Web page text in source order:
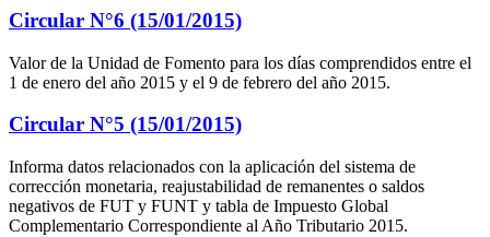
Circular N°6 (15/01/2015)
Valor de la Unidad de Fomento para los días comprendidos entre el
1 de enero del año 2015 y el 9 de febrero del año 2015.
Circular N°5 (15/01/2015)
Informa datos relacionados con la aplicación del sistema de
corrección monetaria, reajustabilidad de remanentes o saldos
negativos de FUT y FUNT y tabla de Impuesto Global
Complementario Correspondiente al Año Tributario 2015.